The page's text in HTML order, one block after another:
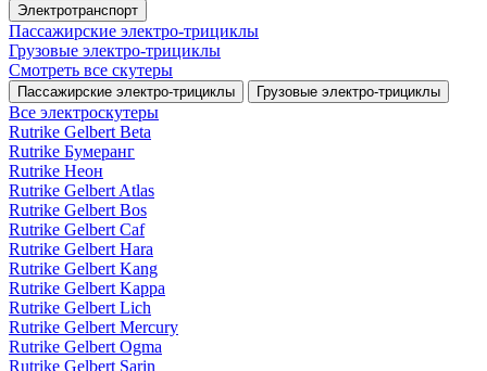
Электротранспорт
Пассажирские электро‑трициклы
Грузовые электро‑трициклы
Смотреть все скутеры
Пассажирские электро‑трициклы Грузовые электро‑трициклы
Все электро­скутеры
Rutrike Gelbert Beta
Rutrike Бумеранг
Rutrike Неон
Rutrike Gelbert Atlas
Rutrike Gelbert Bos
Rutrike Gelbert Caf
Rutrike Gelbert Hara
Rutrike Gelbert Kang
Rutrike Gelbert Kappa
Rutrike Gelbert Lich
Rutrike Gelbert Mercury
Rutrike Gelbert Ogma
Rutrike Gelbert Sarin